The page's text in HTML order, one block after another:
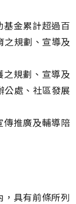
金累計超過百
之規劃、宣導及
規劃、宣導及
公處、社區發展
傳推廣及輔導陪
具有前條所列